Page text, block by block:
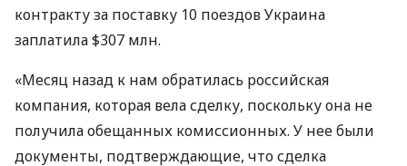
контракту за поставку 10 поездов Украина
заплатила $307 млн.
«Месяц назад к нам обратилась российская
компания, которая вела сделку, поскольку она не
получила обещанных комиссионных. У нее были
документы, подтверждающие, что сделка